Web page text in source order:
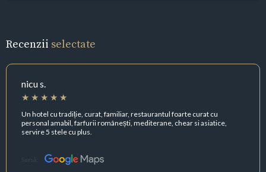
Recenzii selectate
nicu s.
Un hotel cu tradiție, curat, familiar, restaurantul foarte curat cu
personal amabil, farfurii românești, mediterane, chear si asiatice,
servire 5 stele cu plus.
Sursă: